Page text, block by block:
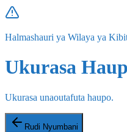
Halmashauri ya Wilaya ya
Ukurasa
Ukurasa unaoutafuta haupo.
Rudi Nyumbani